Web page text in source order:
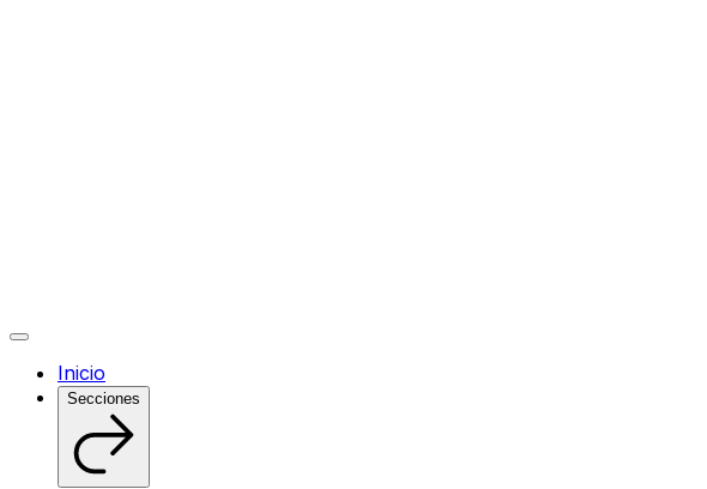
Inicio
Secciones